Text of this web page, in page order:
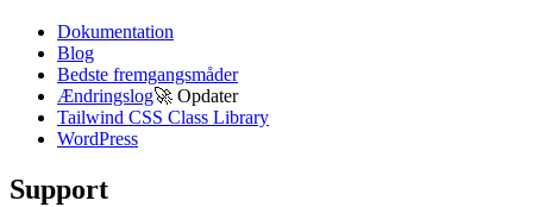
Dokumentation
Blog
Bedste fremgangsmåder
Ændringslog🚀 Opdater
Tailwind CSS Class Library
WordPress
Support